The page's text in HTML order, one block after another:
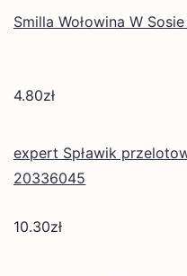
Smilla Wołowina W
4.80zł
expert Spławik
20336045
10.30zł